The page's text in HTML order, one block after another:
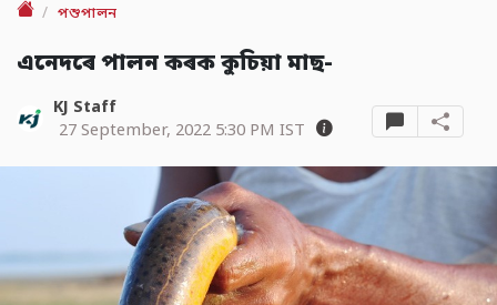
পশুপালন
এনেদৰে পালন কৰক কুচিয়া মাছ-
KJ Staff
27 September, 2022 5:30 PM IST